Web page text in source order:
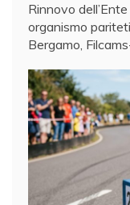
Rinnovo
organismo
Bergamo,